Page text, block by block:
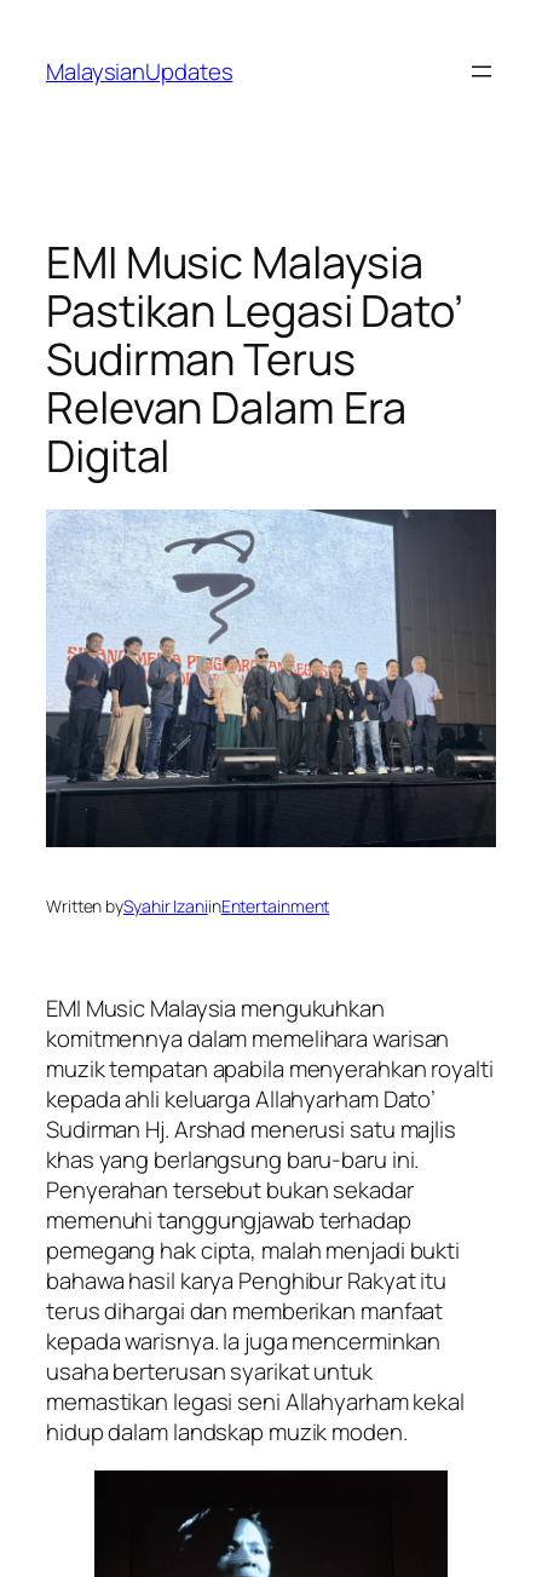
content
MalaysianUpdates
EMI Music Malaysia
Pastikan Legasi Dato’
Sudirman Terus
Relevan Dalam Era
Digital
Written bySyahir IzaniinEntertainment
EMI Music Malaysia mengukuhkan
komitmennya dalam memelihara warisan
muzik tempatan apabila menyerahkan royalti
kepada ahli keluarga Allahyarham Dato’
Sudirman Hj. Arshad menerusi satu majlis
khas yang berlangsung baru-baru ini.
Penyerahan tersebut bukan sekadar
memenuhi tanggungjawab terhadap
pemegang hak cipta, malah menjadi bukti
bahawa hasil karya Penghibur Rakyat itu
terus dihargai dan memberikan manfaat
kepada warisnya. Ia juga mencerminkan
usaha berterusan syarikat untuk
memastikan legasi seni Allahyarham kekal
hidup dalam landskap muzik moden.